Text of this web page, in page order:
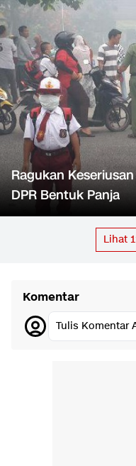
Ragukan
DPR Bentuk Panja
Lihat
Komentar
Tulis Komentar